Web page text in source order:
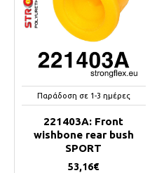
Παράδοση σε 1-3 ημέρες
221403A: Front
wishbone rear bush
SPORT
53,16€